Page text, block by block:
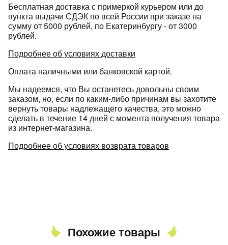
Бесплатная доставка с примеркой курьером или до
пункта выдачи СДЭК по всей России при заказе на
сумму от 5000 рублей, по Екатеринбургу - от 3000
рублей.
Подробнее об условиях доставки
Оплата наличными или банковской картой.
Мы надеемся, что Вы останетесь довольны своим
заказом, но, если по каким-либо причинам вы захотите
вернуть товары надлежащего качества, это можно
сделать в течение 14 дней с момента получения товара
из интернет-магазина.
Подробнее об условиях возврата товаров
Похожие товары